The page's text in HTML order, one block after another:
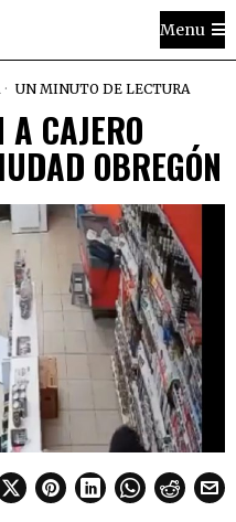
Menu
UN MINUTO DE LECTURA
CAJERO
OBREGÓN